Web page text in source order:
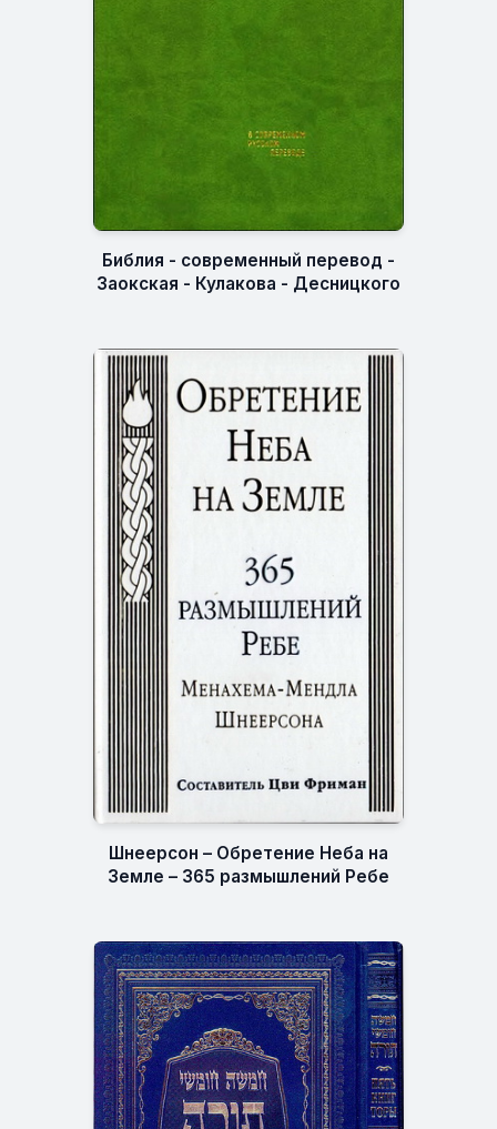
Библия - современный перевод -
Заокская - Кулакова - Десницкого
Шнеерсон – Обретение Неба на
Земле – 365 размышлений Ребе